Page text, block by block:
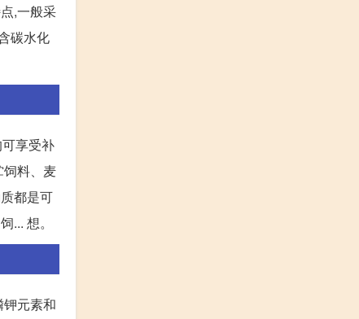
,一般采
碳水化
享受补
饲料、麦
都是可
... 想。
元素和